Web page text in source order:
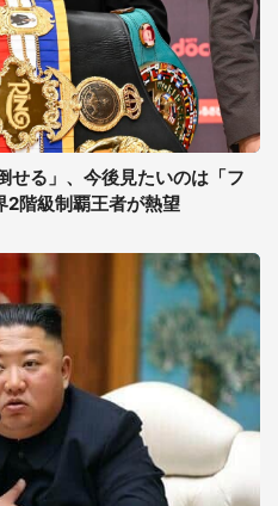
せる」、今後見たいのは「フ
2階級制覇王者が熱望